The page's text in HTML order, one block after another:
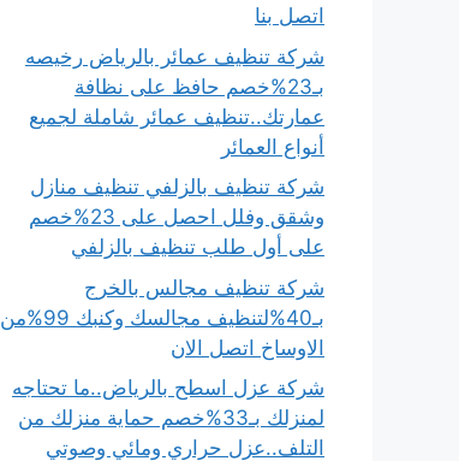
اتصل بنا
شركة تنظيف عمائر بالرياض رخيصه
بـ23%خصم حافظ على نظافة
عمارتك..تنظيف عمائر شاملة لجميع
أنواع العمائر
شركة تنظيف بالزلفي تنظيف منازل
وشقق وفلل احصل على 23%خصم
على أول طلب تنظيف بالزلفي
شركة تنظيف مجالس بالخرج
بـ40%لتنظيف مجالسك وكنبك 99%من
الاوساخ اتصل الان
شركة عزل اسطح بالرياض..ما تحتاجه
لمنزلك بـ33%خصم حماية منزلك من
التلف..عزل حراري ومائي وصوتي